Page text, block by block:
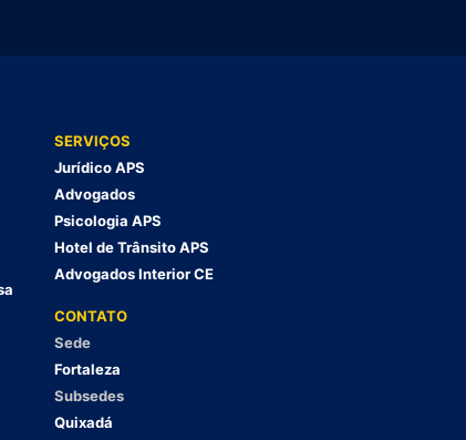
SERVIÇOS
Jurídico APS
Advogados
Psicologia APS
Hotel de Trânsito APS
Advogados Interior CE
CONTATO
Sede
Fortaleza
Subsedes
Quixadá